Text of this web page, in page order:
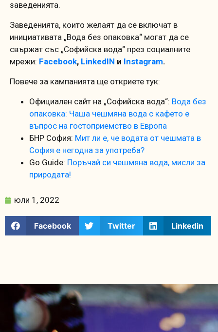
заведенията.
Заведенията, които желаят да се включат в
инициативата „Вода без опаковка“ могат да се
свържат със „Софийска вода“ през социалните
мрежи: Facebook, LinkedIN и Instagram.
Повече за кампанията ще откриете тук:
Официален сайт на „Софийска вода“: Вода без
опаковка: Чаша чешмяна вода с кафето е
въпрос на гостоприемство в Европа
БНР София: Мит ли е, че водата от чешмата в
София е негодна за употреба?
Go Guide: Поръчай си чешмяна вода, мисли за
природата!
юли 1, 2022
Facebook Twitter Linkedin